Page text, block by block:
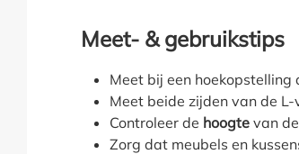
Meet- & gebruikstips
Meet bij een hoekopstelling
Meet beide zijden van de
Controleer de hoogte van
Zorg dat meubels en